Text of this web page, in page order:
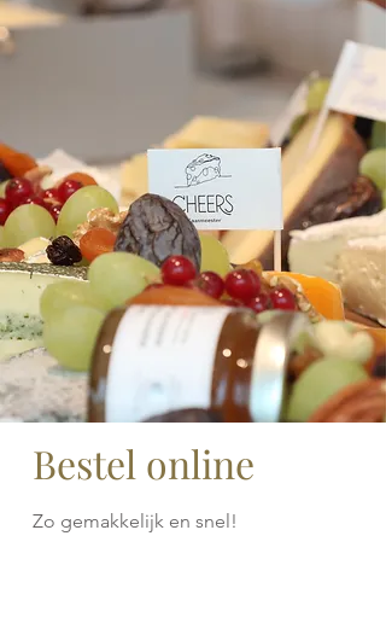
Bestel online
Zo gemakkelijk en snel!